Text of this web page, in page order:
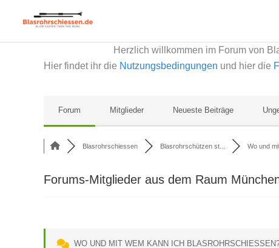
Herzlich willkommen im Forum von
Hier findet ihr die Nutzungsbedingungen und hier die
Forum Mitglieder Neueste Beiträge
Blasrohrschiessen Blasrohrschützen st... Wo und
Forums-Mitglieder aus dem Raum
WO UND MIT WEM KANN ICH